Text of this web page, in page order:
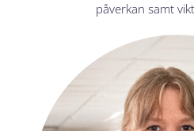
påverkan samt